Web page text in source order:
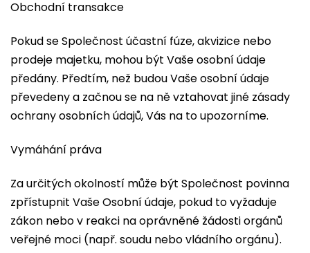
Obchodní transakce
Pokud se Společnost účastní fúze, akvizice nebo
prodeje majetku, mohou být Vaše osobní údaje
předány. Předtím, než budou Vaše osobní údaje
převedeny a začnou se na ně vztahovat jiné zásady
ochrany osobních údajů, Vás na to upozorníme.
Vymáhání práva
Za určitých okolností může být Společnost povinna
zpřístupnit Vaše Osobní údaje, pokud to vyžaduje
zákon nebo v reakci na oprávněné žádosti orgánů
veřejné moci (např. soudu nebo vládního orgánu).